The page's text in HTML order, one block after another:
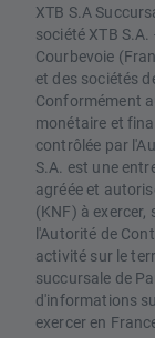
XTB S.A
société XTB
Courbevoie
et des sociétés
Conformément
monétaire et
contrôlée par
S.A. est une
agréée et
(KNF) à exercer,
l'Autorité de
activité sur le
succursale de
d'informations
exercer en